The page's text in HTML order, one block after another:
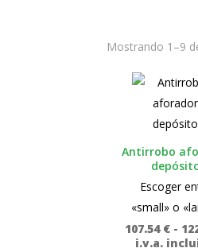
Mostrando 1–9
Antirrobo
Escoger
«small» o
107.54 € -
i.v.a.